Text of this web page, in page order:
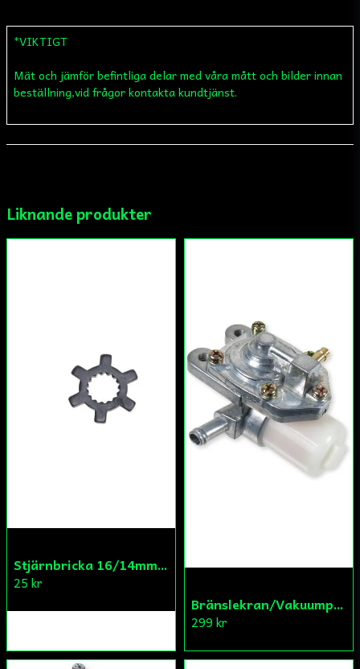
email
Mejladress
*VIKTIGT
Mät och jämför befintliga delar med våra mått och bilder innan
beställning,vid frågor kontakta kundtjänst.
Liknande produkter
Stjärnbricka 16/14mm Yttre Remskiva
25 kr
Bränslekran/Vakuumpump PGO
299 kr